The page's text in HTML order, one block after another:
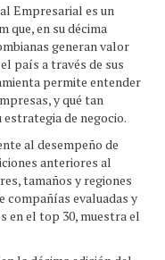
Empresarial es un
que, en su décima
generan valor
país a través de sus
permite entender
y qué tan
estrategia de negocio.
al desempeño de
anteriores al
tamaños y regiones
compañías evaluadas y
en el top 30, muestra el